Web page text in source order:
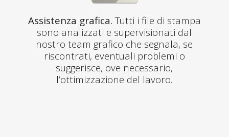
Assistenza grafica. Tutti i file di stampa
sono analizzati e supervisionati dal
nostro team grafico che segnala, se
riscontrati, eventuali problemi o
suggerisce, ove necessario,
l’ottimizzazione del lavoro.